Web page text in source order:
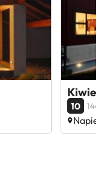
10 144